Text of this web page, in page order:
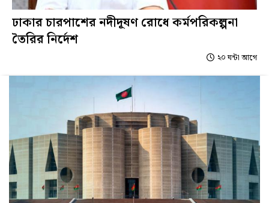
ঢাকার চারপাশের নদীদূষণ রোধে কর্মপরিকল্পনা
তৈরির নির্দেশ
২০ ঘন্টা আগে